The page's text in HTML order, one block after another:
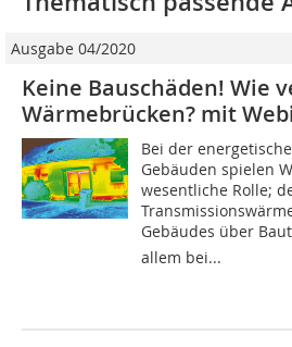
Ausgabe 04/2020
Keine Bauschäden! Wie
Wärmebrücken? mit
Bei der
Gebäuden spielen
wesentliche Rolle;
Gebäudes über
allem bei...